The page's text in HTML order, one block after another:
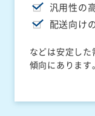
汎用性の
配送向け
などは安定し
傾向にあります。